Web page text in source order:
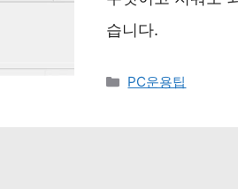
습니다.
카
PC운용팁